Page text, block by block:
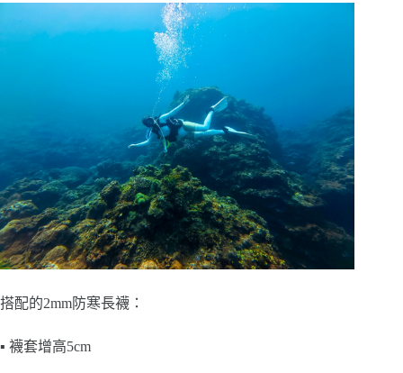
搭配的2mm防寒長襪：
▪️ 襪套增高5cm